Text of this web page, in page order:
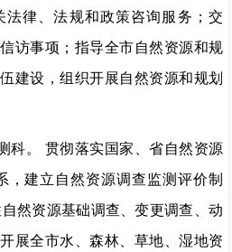
法律、法规和政策咨询服务 ； 交
访事项 ； 指导全市自然资源和规
建设，组织开展自然资源和规划
科。 贯彻落实国家、省自然资源
，建立自然资源调查监测评价制
然资源基础调查、变更调查、动
展全市水、森林、草地、湿地资